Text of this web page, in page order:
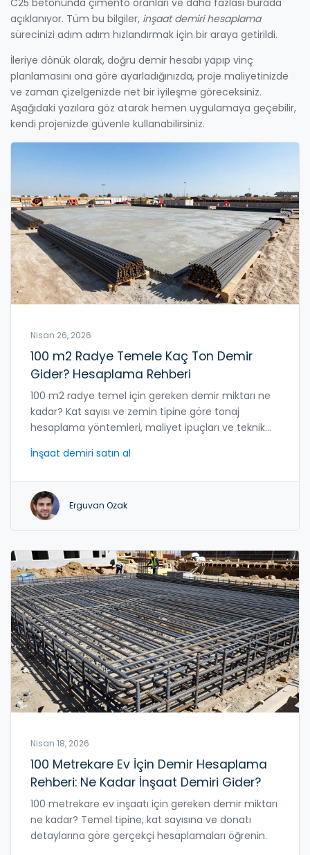
açıklanıyor. Tüm bu bilgiler, inşaat demiri hesaplama
sürecinizi adım adım hızlandırmak için bir araya getirildi.
İleriye dönük olarak, doğru demir hesabı yapıp vinç
planlamasını ona göre ayarladığınızda, proje maliyetinizde
ve zaman çizelgenizde net bir iyileşme göreceksiniz.
Aşağıdaki yazılara göz atarak hemen uygulamaya geçebilir,
kendi projenizde güvenle kullanabilirsiniz.
Nisan 26, 2026
100 m2 Radye Temele Kaç Ton Demir
Gider? Hesaplama Rehberi
100 m2 radye temel için gereken demir miktarı ne
kadar? Kat sayısı ve zemin tipine göre tonaj
hesaplama yöntemleri, maliyet ipuçları ve teknik
İnşaat demiri satın al
Erguvan Ozak
Nisan 18, 2026
100 Metrekare Ev İçin Demir Hesaplama
Rehberi: Ne Kadar İnşaat Demiri Gider?
100 metrekare ev inşaatı için gereken demir miktarı
ne kadar? Temel tipine, kat sayısına ve donatı
detaylarına göre gerçekçi hesaplamaları öğrenin.